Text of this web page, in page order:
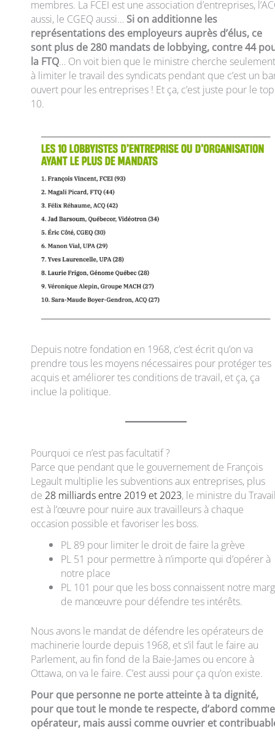
membres. La FCEI est une association d’entreprises,
aussi, le CGEQ aussi… Si on additionne les
représentations des employeurs auprès d’élus, ce
sont plus de 280 mandats de lobbying, contre 44
la FTQ… On voit bien que le ministre cherche seulement
à limiter le travail des syndicats pendant que c’est un
ouvert pour les entreprises ! Et ça, c’est juste pour le top
10.
Depuis notre fondation en 1968, c’est écrit qu’on va
prendre tous les moyens nécessaires pour protéger tes
acquis et améliorer tes conditions de travail, et ça, ça
inclue la politique.
Pourquoi ce n’est pas facultatif ?
Parce que pendant que le gouvernement de François
Legault multiplie les subventions aux entreprises, plus
de 28 milliards entre 2019 et 2023, le ministre du
est à l’œuvre pour nuire aux travailleurs à chaque
occasion possible et favoriser les boss.
PL 89 pour limiter le droit de faire la grève
PL 51 pour permettre à n’importe qui d’opérer à
notre place
PL 101 pour que les boss connaissent notre
de manœuvre pour défendre tes intérêts.
Nous avons le mandat de défendre les opérateurs de
machinerie lourde depuis 1968, et s’il faut le faire au
Parlement, au fin fond de la Baie-James ou encore à
Ottawa, on va le faire. C’est aussi pour ça qu’on existe.
Pour que personne ne porte atteinte à ta dignité,
pour que tout le monde te respecte, d’abord comme
opérateur, mais aussi comme ouvrier et